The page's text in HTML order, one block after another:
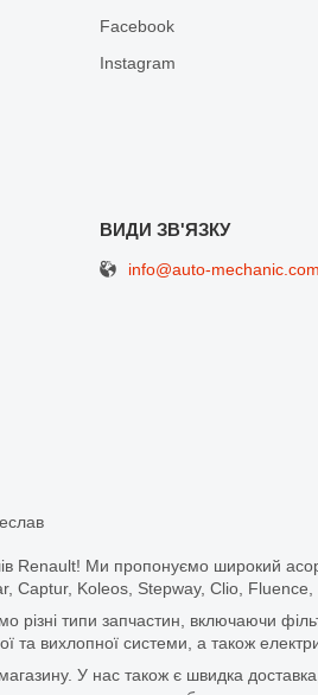
Facebook
Іnstagram
info@auto-
Renault! Ми пропонуємо широкий
Captur, Koleos, Stepway, Clio,
типи запчастин, включаючи
вихлопної системи, а також
У нас також є швидка